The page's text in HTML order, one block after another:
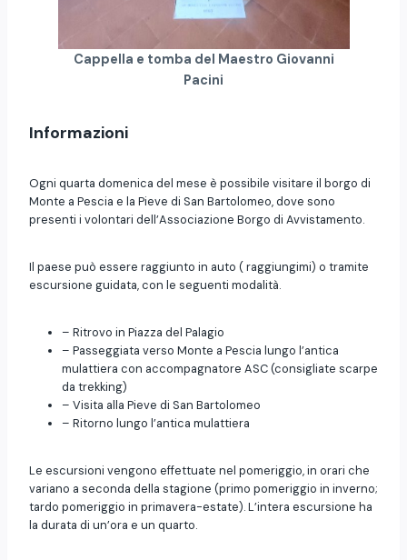
Cappella e tomba del Maestro Giovanni
Pacini
Informazioni
Ogni quarta domenica del mese è possibile visitare il borgo di
Monte a Pescia e la Pieve di San Bartolomeo, dove sono
presenti i volontari dell’Associazione Borgo di Avvistamento.
Il paese può essere raggiunto in auto ( raggiungimi) o tramite
escursione guidata, con le seguenti modalità.
– Ritrovo in Piazza del Palagio
– Passeggiata verso Monte a Pescia lungo l’antica
mulattiera con accompagnatore ASC (consigliate scarpe
da trekking)
– Visita alla Pieve di San Bartolomeo
– Ritorno lungo l’antica mulattiera
Le escursioni vengono effettuate nel pomeriggio, in orari che
variano a seconda della stagione (primo pomeriggio in inverno;
tardo pomeriggio in primavera-estate). L’intera escursione ha
la durata di un’ora e un quarto.